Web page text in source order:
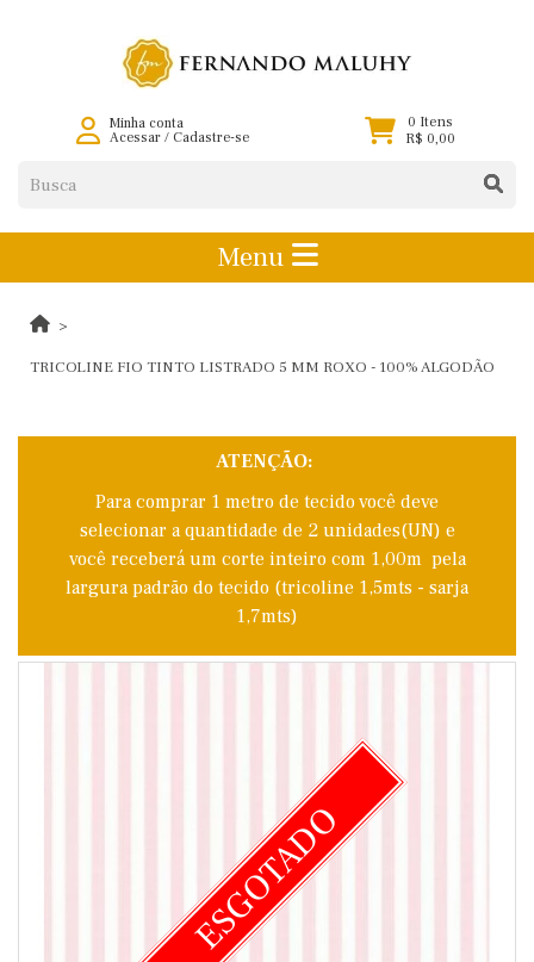
Minha conta
Acessar/ Cadastre-se
0 Itens
R$ 0,00
Menu
TRICOLINE FIO TINTO LISTRADO 5 MM ROXO - 100% ALGODÃO
ATENÇÃO:
Para comprar 1 metro de tecido você deve
selecionar a quantidade de 2 unidades(UN) e
você receberá um corte inteiro com 1,00m pela
largura padrão do tecido (tricoline 1,5mts - sarja
1,7mts)
ESGOTADO